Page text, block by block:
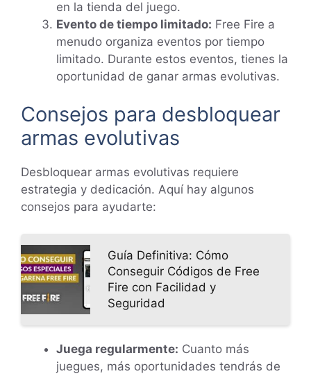
en la tienda del juego.
Evento de tiempo limitado: Free Fire a
menudo organiza eventos por tiempo
limitado. Durante estos eventos, tienes la
oportunidad de ganar armas evolutivas.
Consejos para desbloquear
armas evolutivas
Desbloquear armas evolutivas requiere
estrategia y dedicación. Aquí hay algunos
consejos para ayudarte:
Guía Definitiva: Cómo
Conseguir Códigos de Free
Fire con Facilidad y
Seguridad
Juega regularmente: Cuanto más
juegues, más oportunidades tendrás de